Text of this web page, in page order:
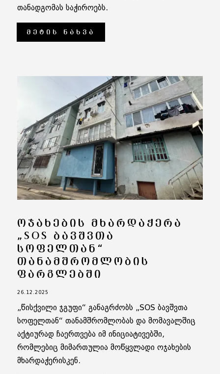
თანადგომას საჭიროებს.
ᲛᲔᲢᲘᲡ ᲜᲐᲮᲕᲐ
ᲝᲯᲐᲮᲔᲑᲘᲡ ᲛᲮᲐᲠᲓᲐᲭᲔᲠᲐ
„SOS ᲑᲐᲕᲨᲕᲗᲐ
ᲡᲝᲤᲔᲚᲗᲐᲜ“
ᲗᲐᲜᲐᲛᲨᲠᲝᲛᲚᲝᲑᲘᲡ
ᲤᲐᲠᲒᲚᲔᲑᲨᲘ
26.12.2025
„წისქვილი ჯგუფი“ განაგრძობს „SOS ბავშვთა
სოფელთან“ თანამშრომლობას და მომავალშიც
აქტიურად ჩაერთვება იმ ინიციატივებში,
რომლებიც მიმართულია მოწყვლადი ოჯახების
მხარდაჭერისკენ.